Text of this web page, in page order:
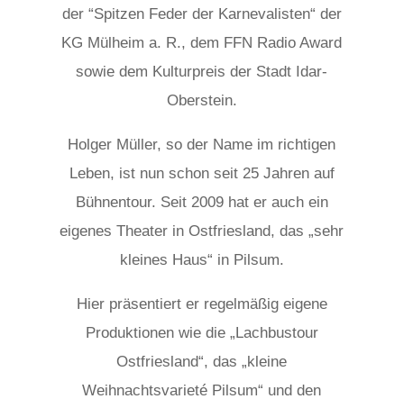
der “Spitzen Feder der Karnevalisten“ der
KG Mülheim a. R., dem FFN Radio Award
sowie dem Kulturpreis der Stadt Idar-
Oberstein.
Holger Müller, so der Name im richtigen
Leben, ist nun schon seit 25 Jahren auf
Bühnentour. Seit 2009 hat er auch ein
eigenes Theater in Ostfriesland, das „sehr
kleines Haus“ in Pilsum.
Hier präsentiert er regelmäßig eigene
Produktionen wie die „Lachbustour
Ostfriesland“, das „kleine
Weihnachtsvarieté Pilsum“ und den